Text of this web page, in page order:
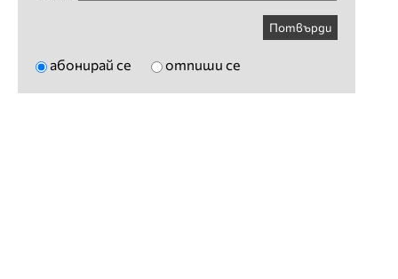
Потвърди
абонирай се отпиши се